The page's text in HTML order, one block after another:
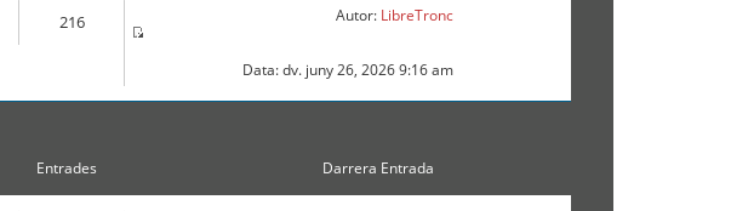
216 Autor: LibreTronc
Data: dv. juny 26, 2026 9:16 am
Entrades Darrera Entrada